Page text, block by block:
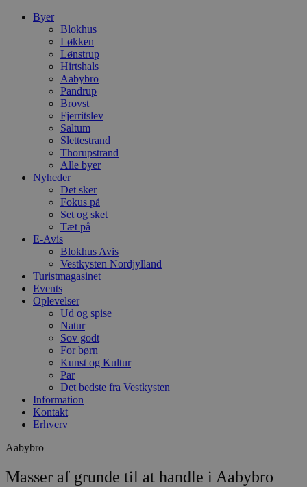
Byer
Blokhus
Løkken
Lønstrup
Hirtshals
Aabybro
Pandrup
Brovst
Fjerritslev
Saltum
Slettestrand
Thorupstrand
Alle byer
Nyheder
Det sker
Fokus på
Set og sket
Tæt på
E-Avis
Blokhus Avis
Vestkysten Nordjylland
Turistmagasinet
Events
Oplevelser
Ud og spise
Natur
Sov godt
For børn
Kunst og Kultur
Par
Det bedste fra Vestkysten
Information
Kontakt
Erhverv
Aabybro
Masser af grunde til at handle i Aabybro